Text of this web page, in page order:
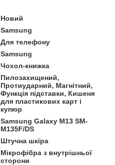
Новий
Samsung
Для телефону
Samsung
Чохол-книжка
Пилозахищений,
Протиударний, Магнітний,
Функція підставки, Кишеня
для пластикових карт і
купюр
Samsung Galaxy M13 SM-
M135F/DS
Штучна шкіра
Мікрофібра з внутрішньої
сторони